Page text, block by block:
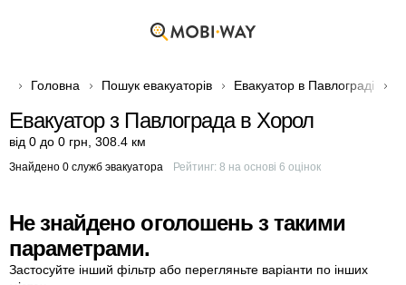
Головна Пошук евакуаторів Евакуатор в Павлограді
Евакуатор з Павлограда в Хорол
від 0 до 0 грн 308.4 км
Знайдено 0 служб эвакуатора Рейтинг: 8 на основі 6 оцінок
Не знайдено оголошень з такими
параметрами.
Застосуйте інший фільтр або перегляньте варіанти по інших